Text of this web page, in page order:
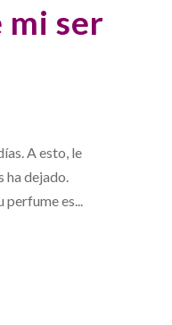
mi ser
A esto, le
ha dejado.
perfume es...